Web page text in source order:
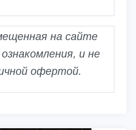
на сайте
и не
офертой.